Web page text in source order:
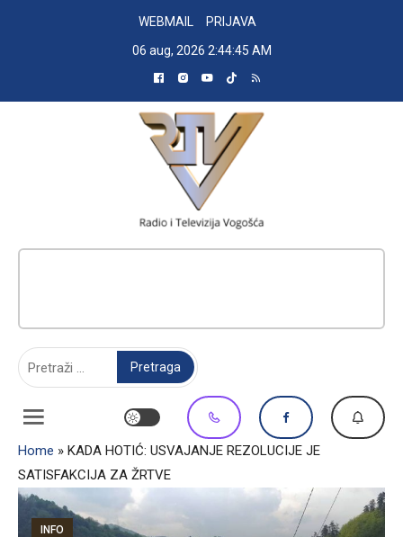
WEBMAIL
PRIJAVA
06 aug, 2026 2:44:46 AM
Home » KADA HOTIĆ: USVAJANJE REZOLUCIJE JE
SATISFAKCIJA ZA ŽRTVE
INFO